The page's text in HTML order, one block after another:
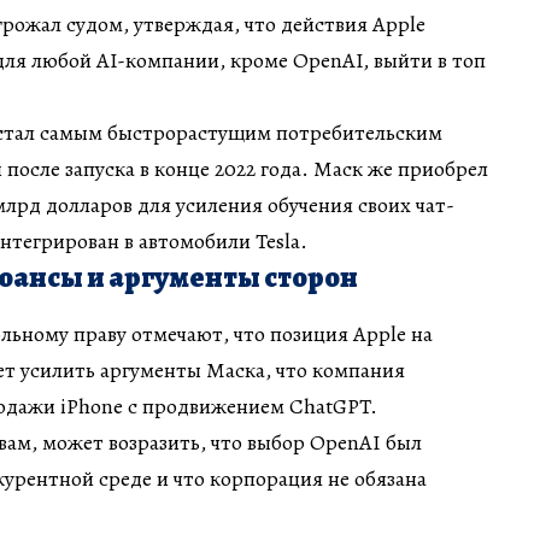
судом, утверждая, что действия Apple
любой AI-компании, кроме OpenAI, выйти в топ
самым быстрорастущим потребительским
запуска в конце 2022 года. Маск же приобрел
долларов для усиления обучения своих чат-
в автомобили Tesla.
и аргументы сторон
праву отмечают, что позиция Apple на
усилить аргументы Маска, что компания
iPhone с продвижением ChatGPT.
может возразить, что выбор OpenAI был
среде и что корпорация не обязана